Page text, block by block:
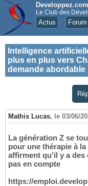
Developpez.com
Le Club des
Actus
Intelligence
plus en plus vers
demande abordable
Mathis Lucas, le 03/06/
La génération Z se
pour une thérapie à
affirment qu'il y a des
pas en compte
https://